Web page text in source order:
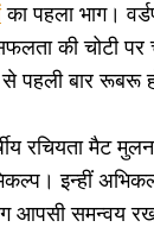
का पहला भाग।
की चोटी पर
से पहली बार
रचियता मैट
इन्हीं
आपसी समन्वय